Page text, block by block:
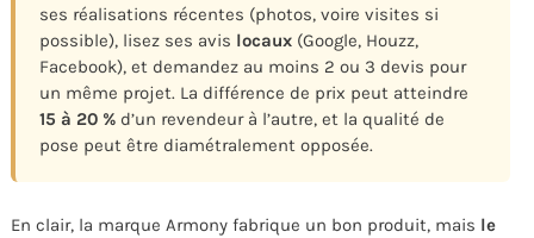
ses réalisations récentes (photos, voire visites si
possible), lisez ses avis locaux (Google, Houzz,
Facebook), et demandez au moins 2 ou 3 devis pour
un même projet. La différence de prix peut atteindre
15 à 20 % d’un revendeur à l’autre, et la qualité de
pose peut être diamétralement opposée.
En clair, la marque Armony fabrique un bon produit, mais le